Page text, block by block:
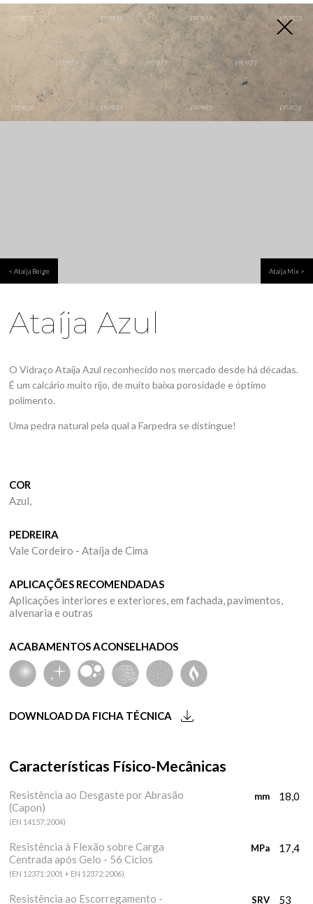
PT
< Ataíja Beige Ataíja Mix >
Ataíja Azul
O Vidraço Ataíja Azul reconhecido nos mercado desde há décadas.
É um calcário muito rijo, de muito baixa porosidade e óptimo
polimento.
Uma pedra natural pela qual a Farpedra se distingue!
COR
Azul,
PEDREIRA
Vale Cordeiro - Ataíja de Cima
APLICAÇÕES RECOMENDADAS
Aplicações interiores e exteriores, em fachada, pavimentos,
alvenaria e outras
ACABAMENTOS ACONSELHADOS
DOWNLOAD DA FICHA TÉCNICA
Características Físico-Mecânicas
Resistência ao Desgaste por Abrasão
(Capon)
(EN 14157:2004)
mm 18,0
Resistência à Flexão sobre Carga
Centrada após Gelo - 56 Ciclos
(EN 12371:2001 + EN 12372:2006)
MPa 17,4
Resistência ao Escorregamento -
SRV 53